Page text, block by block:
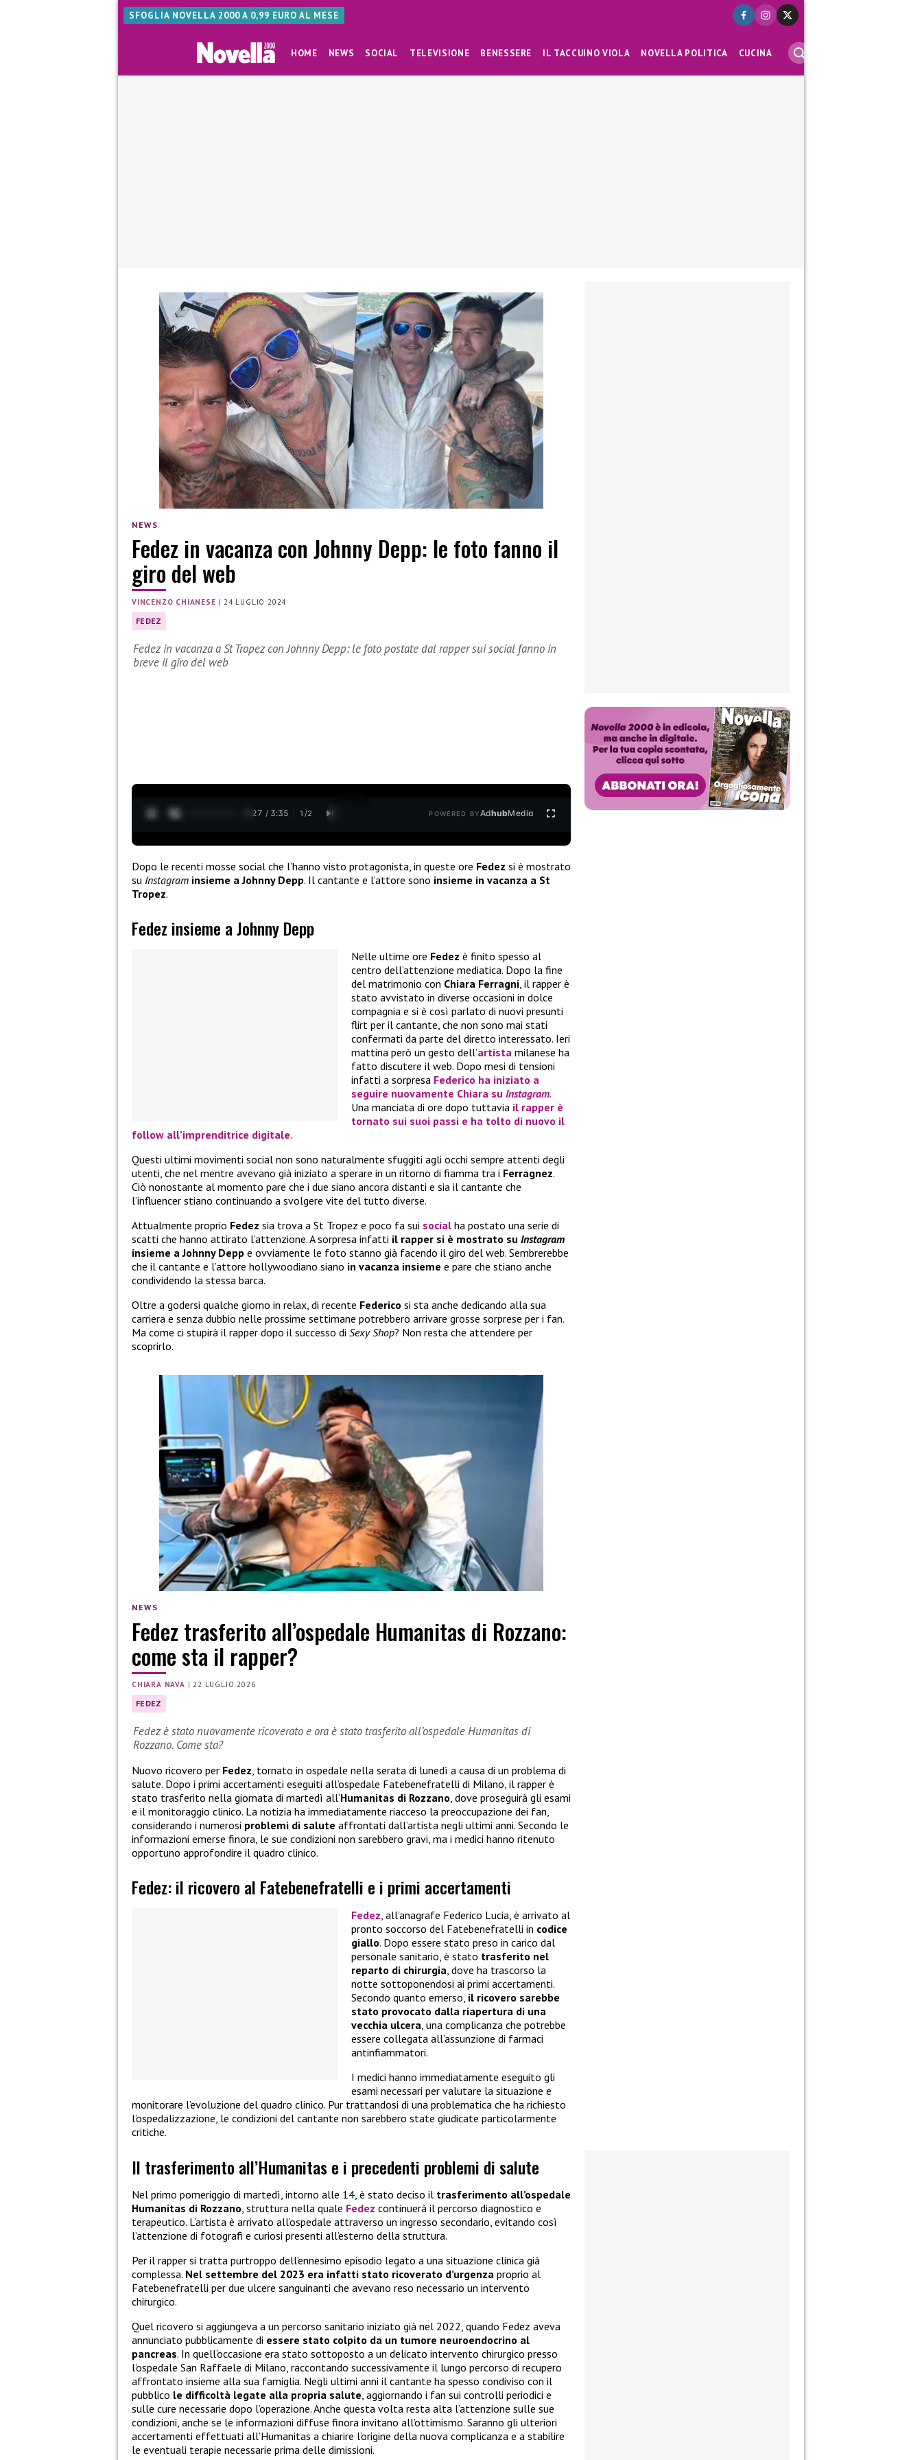
SFOGLIA NOVELLA 2000 A 0,99 EURO AL MESE
HOME NEWS SOCIAL TELEVISIONE BENESSERE IL TACCUINO VIOLA NOVELLA POLITICA CUCINA
NEWS
Fedez in vacanza con Johnny Depp: le foto fanno il
giro del web
VINCENZO CHIANESE |24 LUGLIO 2024
FEDEZ
Fedez in vacanza a St Tropez con Johnny Depp: le foto postate dal rapper sui social fanno in
breve il giro del web
0:28 / 3:35 1 /2 POWERED BYAdhubMedia
Dopo le recenti mosse social che l’hanno visto protagonista, in queste ore Fedez si è mostrato
su Instagram insieme a Johnny Depp. Il cantante e l’attore sono insieme in vacanza a St
Tropez.
Fedez insieme a Johnny Depp
Nelle ultime ore Fedez è finito spesso al
centro dell’attenzione mediatica. Dopo la fine
del matrimonio con Chiara Ferragni, il rapper è
stato avvistato in diverse occasioni in dolce
compagnia e si è così parlato di nuovi presunti
flirt per il cantante, che non sono mai stati
confermati da parte del diretto interessato. Ieri
mattina però un gesto dell’artista milanese ha
fatto discutere il web. Dopo mesi di tensioni
infatti a sorpresa Federico ha iniziato a
seguire nuovamente Chiara su Instagram.
Una manciata di ore dopo tuttavia il rapper è
tornato sui suoi passi e ha tolto di nuovo il
follow all’imprenditrice digitale.
Questi ultimi movimenti social non sono naturalmente sfuggiti agli occhi sempre attenti degli
utenti, che nel mentre avevano già iniziato a sperare in un ritorno di fiamma tra i Ferragnez.
Ciò nonostante al momento pare che i due siano ancora distanti e sia il cantante che
l’influencer stiano continuando a svolgere vite del tutto diverse.
Attualmente proprio Fedez sia trova a St Tropez e poco fa sui social ha postato una serie di
scatti che hanno attirato l’attenzione. A sorpresa infatti il rapper si è mostrato su Instagram
insieme a Johnny Depp e ovviamente le foto stanno già facendo il giro del web. Sembrerebbe
che il cantante e l’attore hollywoodiano siano in vacanza insieme e pare che stiano anche
condividendo la stessa barca.
Oltre a godersi qualche giorno in relax, di recente Federico si sta anche dedicando alla sua
carriera e senza dubbio nelle prossime settimane potrebbero arrivare grosse sorprese per i fan.
Ma come ci stupirà il rapper dopo il successo di Sexy Shop? Non resta che attendere per
scoprirlo.
NEWS
Fedez trasferito all’ospedale Humanitas di Rozzano:
come sta il rapper?
CHIARA NAVA |22 LUGLIO 2026
FEDEZ
Fedez è stato nuovamente ricoverato e ora è stato trasferito all’ospedale Humanitas di
Rozzano. Come sta?
Nuovo ricovero per Fedez, tornato in ospedale nella serata di lunedì a causa di un problema di
salute. Dopo i primi accertamenti eseguiti all’ospedale Fatebenefratelli di Milano, il rapper è
stato trasferito nella giornata di martedì all’Humanitas di Rozzano, dove proseguirà gli esami
e il monitoraggio clinico. La notizia ha immediatamente riacceso la preoccupazione dei fan,
considerando i numerosi problemi di salute affrontati dall’artista negli ultimi anni. Secondo le
informazioni emerse finora, le sue condizioni non sarebbero gravi, ma i medici hanno ritenuto
opportuno approfondire il quadro clinico.
Fedez: il ricovero al Fatebenefratelli e i primi accertamenti
Fedez, all’anagrafe Federico Lucia, è arrivato al
pronto soccorso del Fatebenefratelli in codice
giallo. Dopo essere stato preso in carico dal
personale sanitario, è stato trasferito nel
reparto di chirurgia, dove ha trascorso la
notte sottoponendosi ai primi accertamenti.
Secondo quanto emerso, il ricovero sarebbe
stato provocato dalla riapertura di una
vecchia ulcera, una complicanza che potrebbe
essere collegata all’assunzione di farmaci
antinfiammatori.
I medici hanno immediatamente eseguito gli
esami necessari per valutare la situazione e
monitorare l’evoluzione del quadro clinico. Pur trattandosi di una problematica che ha richiesto
l’ospedalizzazione, le condizioni del cantante non sarebbero state giudicate particolarmente
critiche.
Il trasferimento all’Humanitas e i precedenti problemi di salute
Nel primo pomeriggio di martedì, intorno alle 14, è stato deciso il trasferimento all’ospedale
Humanitas di Rozzano, struttura nella quale Fedez continuerà il percorso diagnostico e
terapeutico. L’artista è arrivato all’ospedale attraverso un ingresso secondario, evitando così
l’attenzione di fotografi e curiosi presenti all’esterno della struttura.
Per il rapper si tratta purtroppo dell’ennesimo episodio legato a una situazione clinica già
complessa. Nel settembre del 2023 era infatti stato ricoverato d’urgenza proprio al
Fatebenefratelli per due ulcere sanguinanti che avevano reso necessario un intervento
chirurgico.
Quel ricovero si aggiungeva a un percorso sanitario iniziato già nel 2022, quando Fedez aveva
annunciato pubblicamente di essere stato colpito da un tumore neuroendocrino al
pancreas. In quell’occasione era stato sottoposto a un delicato intervento chirurgico presso
l’ospedale San Raffaele di Milano, raccontando successivamente il lungo percorso di recupero
affrontato insieme alla sua famiglia. Negli ultimi anni il cantante ha spesso condiviso con il
pubblico le difficoltà legate alla propria salute, aggiornando i fan sui controlli periodici e
sulle cure necessarie dopo l’operazione. Anche questa volta resta alta l’attenzione sulle sue
condizioni, anche se le informazioni diffuse finora invitano all’ottimismo. Saranno gli ulteriori
accertamenti effettuati all’Humanitas a chiarire l’origine della nuova complicanza e a stabilire
le eventuali terapie necessarie prima delle dimissioni.